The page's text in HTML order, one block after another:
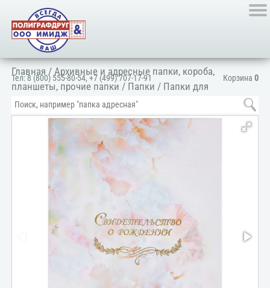
Корзина 0
Тел:8 (800) 555-80-54,+7 (499) 707-17-91
Главная /Архивные и адресные папки, короба,
планшеты, прочие папки / Папки / Папки для
документов/Для личных документов